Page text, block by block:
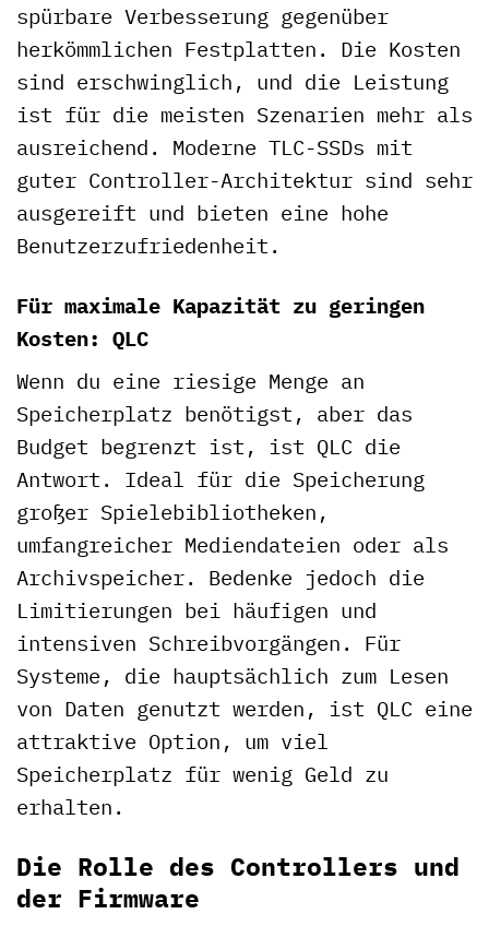
spürbare Verbesserung gegenüber
herkömmlichen Festplatten. Die Kosten
sind erschwinglich, und die Leistung
ist für die meisten Szenarien mehr als
ausreichend. Moderne TLC-SSDs mit
guter Controller-Architektur sind sehr
ausgereift und bieten eine hohe
Benutzerzufriedenheit.
Für maximale Kapazität zu geringen
Kosten: QLC
Wenn du eine riesige Menge an
Speicherplatz benötigst, aber das
Budget begrenzt ist, ist QLC die
Antwort. Ideal für die Speicherung
großer Spielebibliotheken,
umfangreicher Mediendateien oder als
Archivspeicher. Bedenke jedoch die
Limitierungen bei häufigen und
intensiven Schreibvorgängen. Für
Systeme, die hauptsächlich zum Lesen
von Daten genutzt werden, ist QLC eine
attraktive Option, um viel
Speicherplatz für wenig Geld zu
erhalten.
Die Rolle des Controllers und
der Firmware